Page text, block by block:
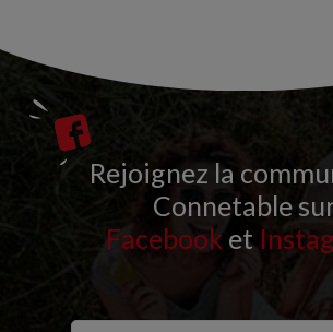
Rejoignez la
Connetable
Facebooket